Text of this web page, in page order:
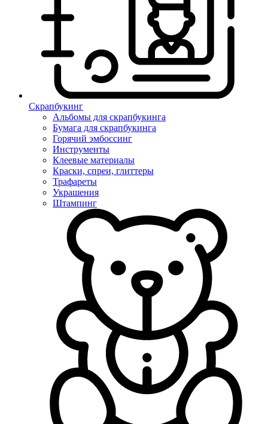
Скрапбукинг
Альбомы для скрапбукинга
Бумага для скрапбукинга
Горячий эмбоссинг
Инструменты
Клеевые материалы
Краски, спреи, глиттеры
Трафареты
Украшения
Штампинг